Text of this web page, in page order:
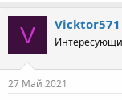
a
c
t
i
o
n
s
V Vicktor571
27 Май 2021